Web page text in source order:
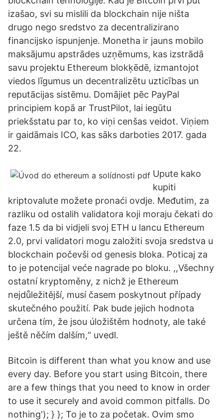
izašao, svi su mislili da blockchain nije ništa
drugo nego sredstvo za decentralizirano
financijsko ispunjenje. Monetha ir jauns mobilo
maksājumu apstrādes uzņēmums, kas izstrādā
savu projektu Ethereum blokķēdē, izmantojot
viedos līgumus un decentralizētu uzticības un
reputācijas sistēmu. Domājiet pēc PayPal
principiem kopā ar TrustPilot, lai iegūtu
priekšstatu par to, ko viņi cenšas veidot. Viņiem
ir gaidāmais ICO, kas sāks darboties 2017. gada
22.
Upute kako
kupiti
kriptovalute možete pronaći ovdje. Međutim, za
razliku od ostalih validatora koji moraju čekati do
faze 1.5 da bi vidjeli svoj ETH u lancu Ethereum
2.0, prvi validatori mogu založiti svoja sredstva u
blockchain počevši od genesis bloka. Poticaj za
to je potencijal veće nagrade po bloku. ,,Všechny
ostatní kryptoměny, z nichž je Ethereum
nejdůležitější, musí časem poskytnout případy
skutečného použití. Pak bude jejich hodnota
určena tím, že jsou úložištěm hodnoty, ale také
ještě něčím dalším,“ uvedl.
Bitcoin is different than what you know and use
every day. Before you start using Bitcoin, there
are a few things that you need to know in order
to use it securely and avoid common pitfalls. Do
nothing'); } }; To je to za početak. Ovim smo